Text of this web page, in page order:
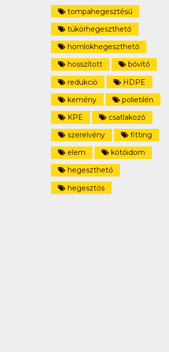
tompahegesztésű
tükörhegeszthető
homlokhegeszthető
hosszított
bővítő
redukció
HDPE
kemény
polietilén
KPE
csatlakozó
szerelvény
fitting
elem
kötőidom
hegeszthető
hegesztős